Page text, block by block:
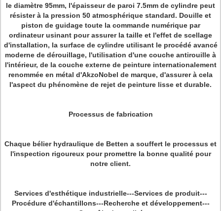
le diamètre 95mm, l'épaisseur de paroi 7.5mm de cylindre peut
résister à la pression 50 atmosphérique standard. Douille et
piston de guidage toute la commande numérique par
ordinateur usinant pour assurer la taille et l'effet de scellage
d'installation, la surface de cylindre utilisant le procédé avancé
moderne de dérouillage, l'utilisation d'une couche antirouille à
l'intérieur, de la couche externe de peinture internationalement
renommée en métal d'AkzoNobel de marque, d'assurer à cela
l'aspect du phénomène de rejet de peinture lisse et durable.
Processus de fabrication
Chaque bélier hydraulique de Betten a souffert le processus et
l'inspection rigoureux pour promettre la bonne qualité pour
notre client.
Services d'esthétique industrielle---Services de produit---
Procédure d'échantillons---Recherche et développement---